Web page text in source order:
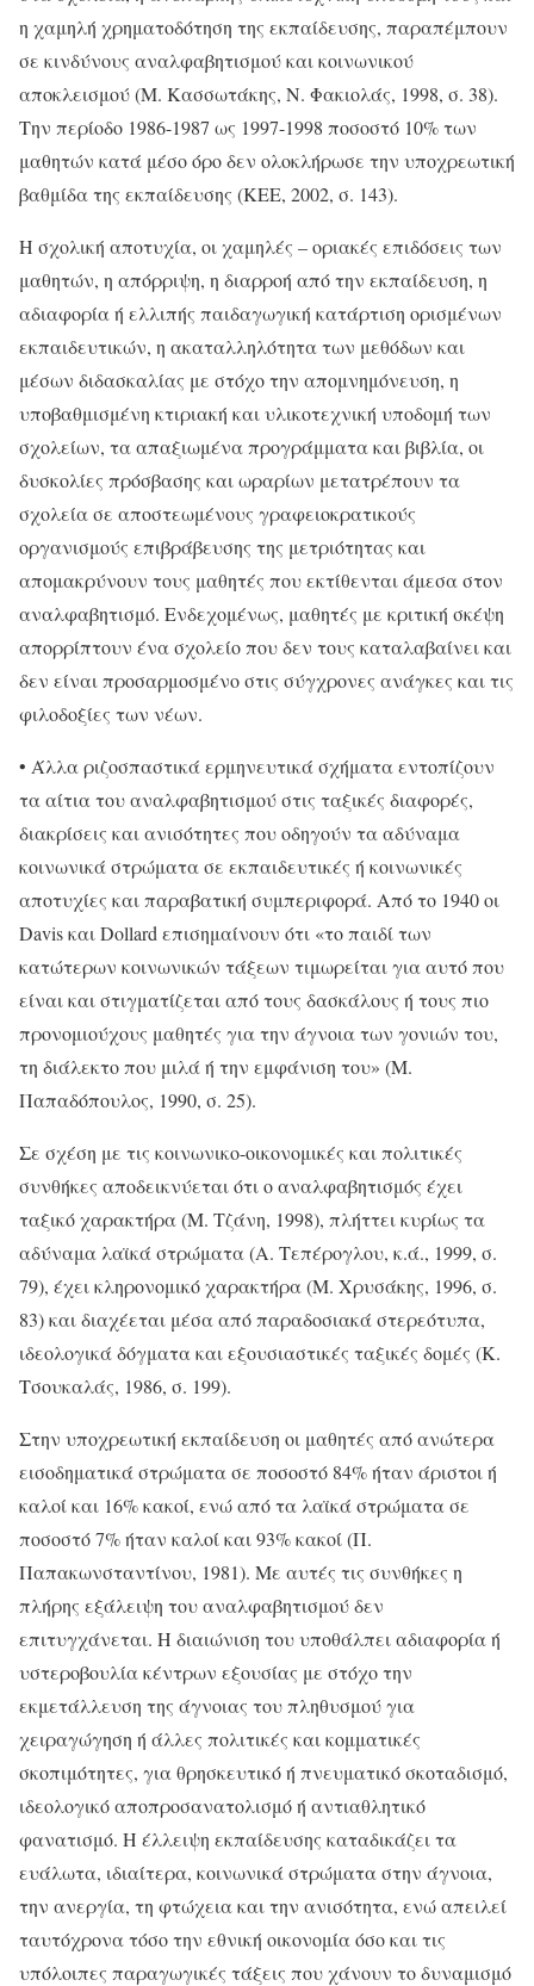
η χαμηλή χρηματοδότηση της εκπαίδευσης, παραπέμπουν
σε κινδύνους αναλφαβητισμού και κοινωνικού
αποκλεισμού (Μ. Κασσωτάκης, Ν. Φακιολάς, 1998, σ. 38).
Την περίοδο 1986-1987 ως 1997-1998 ποσοστό 10% των
μαθητών κατά μέσο όρο δεν ολοκλήρωσε την υποχρεωτική
βαθμίδα της εκπαίδευσης (ΚΕΕ, 2002, σ. 143).
Η σχολική αποτυχία, οι χαμηλές – οριακές επιδόσεις των
μαθητών, η απόρριψη, η διαρροή από την εκπαίδευση, η
αδιαφορία ή ελλιπής παιδαγωγική κατάρτιση ορισμένων
εκπαιδευτικών, η ακαταλληλότητα των μεθόδων και
μέσων διδασκαλίας με στόχο την απομνημόνευση, η
υποβαθμισμένη κτιριακή και υλικοτεχνική υποδομή των
σχολείων, τα απαξιωμένα προγράμματα και βιβλία, οι
δυσκολίες πρόσβασης και ωραρίων μετατρέπουν τα
σχολεία σε αποστεωμένους γραφειοκρατικούς
οργανισμούς επιβράβευσης της μετριότητας και
απομακρύνουν τους μαθητές που εκτίθενται άμεσα στον
αναλφαβητισμό. Ενδεχομένως, μαθητές με κριτική σκέψη
απορρίπτουν ένα σχολείο που δεν τους καταλαβαίνει και
δεν είναι προσαρμοσμένο στις σύγχρονες ανάγκες και τις
φιλοδοξίες των νέων.
• Άλλα ριζοσπαστικά ερμηνευτικά σχήματα εντοπίζουν
τα αίτια του αναλφαβητισμού στις ταξικές διαφορές,
διακρίσεις και ανισότητες που οδηγούν τα αδύναμα
κοινωνικά στρώματα σε εκπαιδευτικές ή κοινωνικές
αποτυχίες και παραβατική συμπεριφορά. Από το 1940 οι
Davis και Dollard επισημαίνουν ότι «το παιδί των
κατώτερων κοινωνικών τάξεων τιμωρείται για αυτό που
είναι και στιγματίζεται από τους δασκάλους ή τους πιο
προνομιούχους μαθητές για την άγνοια των γονιών του,
τη διάλεκτο που μιλά ή την εμφάνιση του» (Μ.
Παπαδόπουλος, 1990, σ. 25).
Σε σχέση με τις κοινωνικο-οικονομικές και πολιτικές
συνθήκες αποδεικνύεται ότι ο αναλφαβητισμός έχει
ταξικό χαρακτήρα (Μ. Τζάνη, 1998), πλήττει κυρίως τα
αδύναμα λαϊκά στρώματα (Α. Τεπέρογλου, κ.ά., 1999, σ.
79), έχει κληρονομικό χαρακτήρα (Μ. Χρυσάκης, 1996, σ.
83) και διαχέεται μέσα από παραδοσιακά στερεότυπα,
ιδεολογικά δόγματα και εξουσιαστικές ταξικές δομές (Κ.
Τσουκαλάς, 1986, σ. 199).
Στην υποχρεωτική εκπαίδευση οι μαθητές από ανώτερα
εισοδηματικά στρώματα σε ποσοστό 84% ήταν άριστοι ή
καλοί και 16% κακοί, ενώ από τα λαϊκά στρώματα σε
ποσοστό 7% ήταν καλοί και 93% κακοί (Π.
Παπακωνσταντίνου, 1981). Με αυτές τις συνθήκες η
πλήρης εξάλειψη του αναλφαβητισμού δεν
επιτυγχάνεται. Η διαιώνιση του υποθάλπει αδιαφορία ή
υστεροβουλία κέντρων εξουσίας με στόχο την
εκμετάλλευση της άγνοιας του πληθυσμού για
χειραγώγηση ή άλλες πολιτικές και κομματικές
σκοπιμότητες, για θρησκευτικό ή πνευματικό σκοταδισμό,
ιδεολογικό αποπροσανατολισμό ή αντιαθλητικό
φανατισμό. Η έλλειψη εκπαίδευσης καταδικάζει τα
ευάλωτα, ιδιαίτερα, κοινωνικά στρώματα στην άγνοια,
την ανεργία, τη φτώχεια και την ανισότητα, ενώ απειλεί
ταυτόχρονα τόσο την εθνική οικονομία όσο και τις
υπόλοιπες παραγωγικές τάξεις που χάνουν το δυναμισμό